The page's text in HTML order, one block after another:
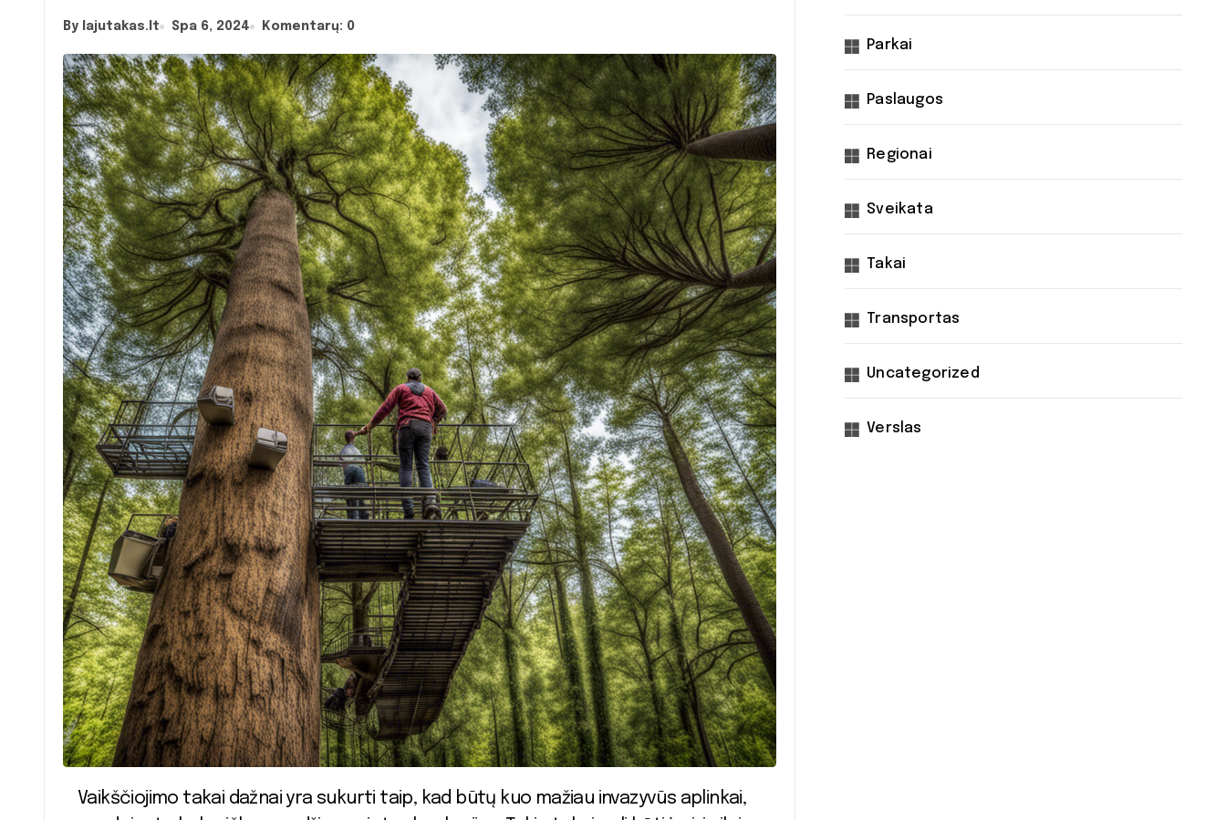
By lajutakas.lt Spa 6, 2024 Komentarų: 0
Vaikščiojimo takai dažnai yra sukurti taip, kad būtų kuo mažiau invazyvūs aplinkai,
Parkai
Paslaugos
Regionai
Sveikata
Takai
Transportas
Uncategorized
Verslas